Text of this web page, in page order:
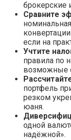
Сравните
если на
Учтите
правила по
возможные
портфель
резком
юаня.
одной
надёжной».